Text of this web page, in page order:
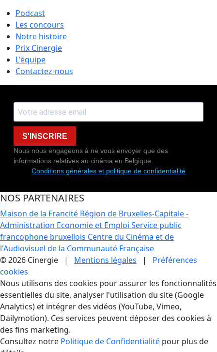
Podcast
Les concours
Notre histoire
Prix Cinergie
L'équipe
Contactez-nous
S'INSCRIRE
Nous nous engageons à ne vous envoyer que des
informations relatives au cinéma en Belgique.
Conditions générales et politique de confidentialité
NOS PARTENAIRES
Maison de la Francité Région de Bruxelles-Capitale -
Administration Economie et Emploi Service public
francophone bruxellois Centre du Cinéma et de
l'Audiovisuel de la Communauté Française
© 2026 Cinergie | Mentions légales | Préférences
cookies
Gestion des Cookies
Nous utilisons des cookies pour assurer les fonctionnalités
essentielles du site, analyser l'utilisation du site (Google
Analytics) et intégrer des vidéos (YouTube, Vimeo,
Dailymotion). Ces services peuvent déposer des cookies à
des fins marketing.
Consultez notre Politique de Confidentialité pour plus de